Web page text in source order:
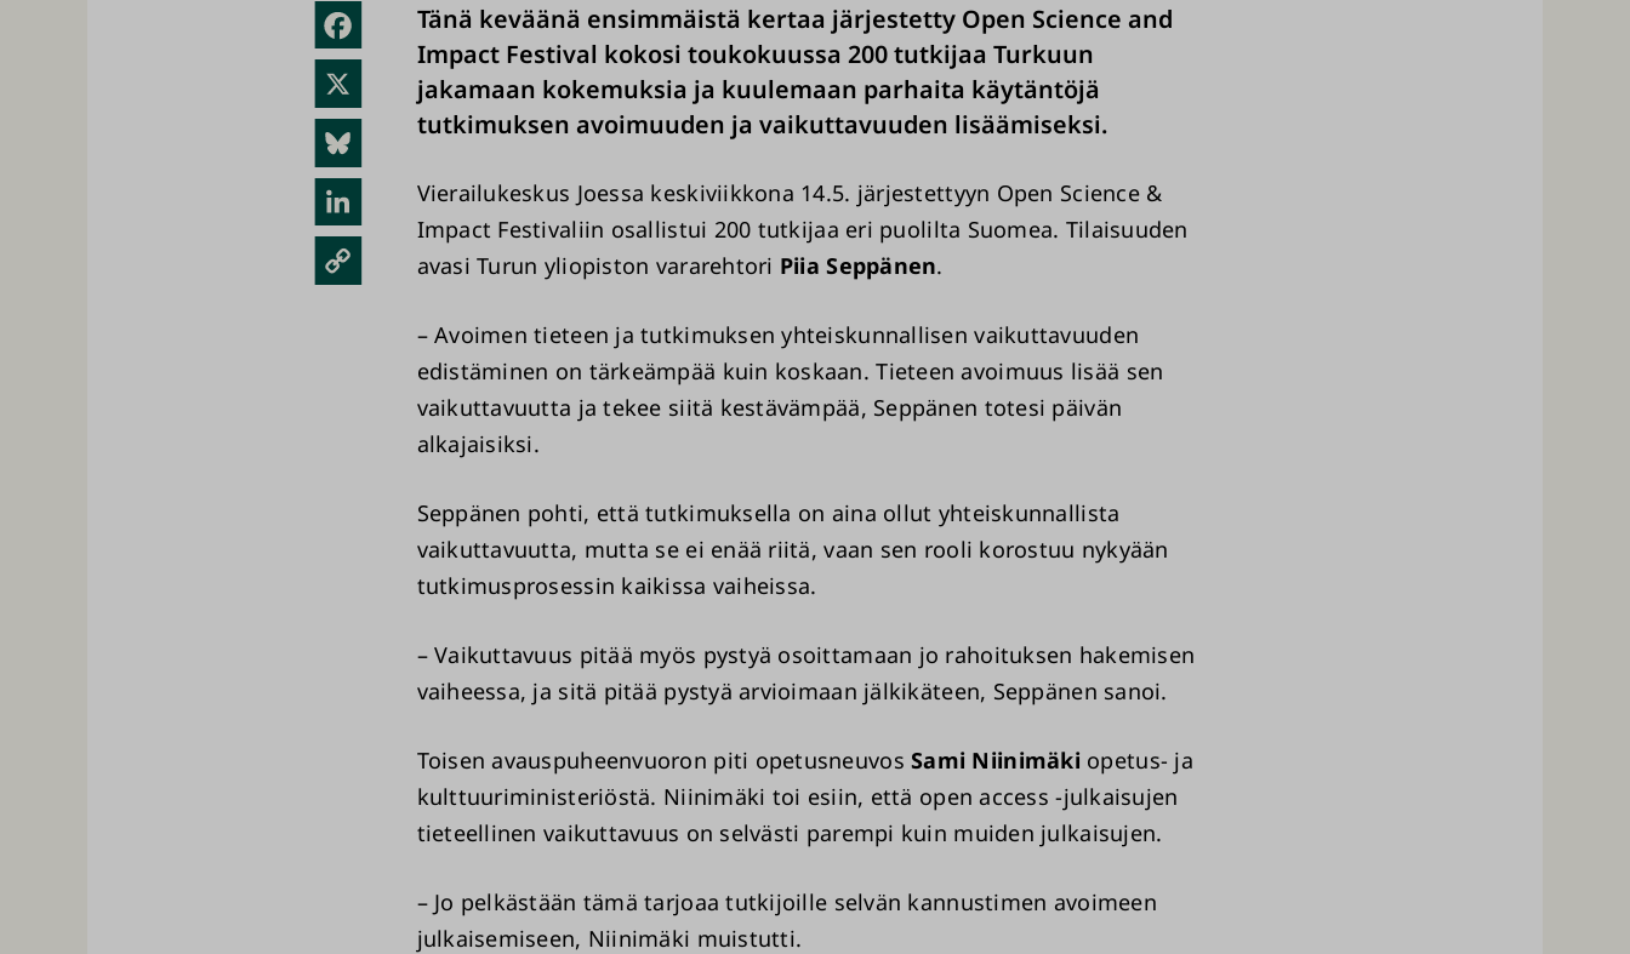
ebo
sky
edIn
oi
Tänä keväänä ensimmäistä kertaa järjestetty Open Science and
Impact Festival kokosi toukokuussa 200 tutkijaa Turkuun
jakamaan kokemuksia ja kuulemaan parhaita käytäntöjä
tutkimuksen avoimuuden ja vaikuttavuuden lisäämiseksi.
Vierailukeskus Joessa keskiviikkona 14.5. järjestettyyn Open Science &
Impact Festivaliin osallistui 200 tutkijaa eri puolilta Suomea. Tilaisuuden
avasi Turun yliopiston vararehtori Piia Seppänen.
– Avoimen tieteen ja tutkimuksen yhteiskunnallisen vaikuttavuuden
edistäminen on tärkeämpää kuin koskaan. Tieteen avoimuus lisää sen
vaikuttavuutta ja tekee siitä kestävämpää, Seppänen totesi päivän
alkajaisiksi.
Seppänen pohti, että tutkimuksella on aina ollut yhteiskunnallista
vaikuttavuutta, mutta se ei enää riitä, vaan sen rooli korostuu nykyään
tutkimusprosessin kaikissa vaiheissa.
– Vaikuttavuus pitää myös pystyä osoittamaan jo rahoituksen hakemisen
vaiheessa, ja sitä pitää pystyä arvioimaan jälkikäteen, Seppänen sanoi.
Toisen avauspuheenvuoron piti opetusneuvosSami Niinimäki opetus- ja
kulttuuriministeriöstä. Niinimäki toi esiin, että open access -julkaisujen
tieteellinen vaikuttavuus on selvästi parempi kuin muiden julkaisujen.
– Jo pelkästään tämä tarjoaa tutkijoille selvän kannustimen avoimeen
julkaisemiseen, Niinimäki muistutti.